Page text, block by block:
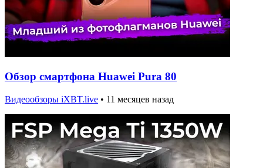
Обзор смартфона Huawei Pura 80
Видеообзоры iXBT.live • 11 месяцев назад